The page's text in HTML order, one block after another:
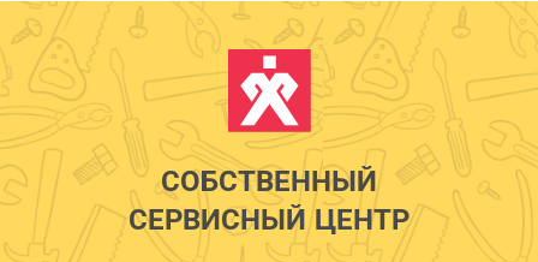
СОБСТВЕННЫЙ
СЕРВИСНЫЙ ЦЕНТР